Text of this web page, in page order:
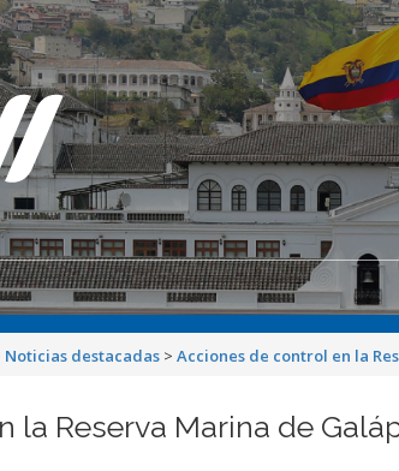
Noticias destacadas >Acciones de control en la
la Reserva Marina de